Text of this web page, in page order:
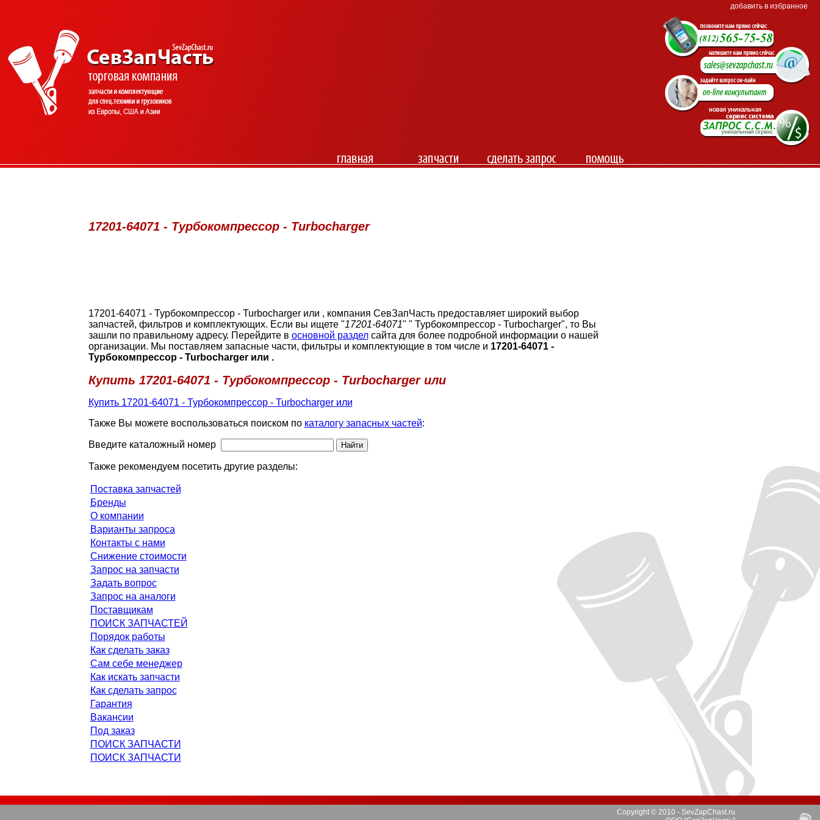
добавить в избранное
17201-64071 - Турбокомпрессор - Turbocharger
17201-64071 - Турбокомпрессор - Turbocharger или , компания СевЗапЧасть предоставляет широкий выбор
запчастей, фильтров и комплектующих. Если вы ищете "17201-64071" " Турбокомпрессор - Turbocharger", то Вы
зашли по правильному адресу. Перейдите в основной разделсайта для более подробной информации о нашей
организации. Мы поставляем запасные части, фильтры и комплектующие в том числе и 17201-64071 -
Турбокомпрессор - Turbocharger или .
Купить 17201-64071 - Турбокомпрессор - Turbocharger или
Купить 17201-64071 - Турбокомпрессор - Turbocharger или
Также Вы можете воспользоваться поиском по каталогу запасных частей:
Введите каталожный номер
Также рекомендуем посетить другие разделы:
Поставка запчастей
Бренды
О компании
Варианты запроса
Контакты с нами
Снижение стоимости
Запрос на запчасти
Задать вопрос
Запрос на аналоги
Поставщикам
ПОИСК ЗАПЧАСТЕЙ
Порядок работы
Как сделать заказ
Сам себе менеджер
Как искать запчасти
Как сделать запрос
Гарантия
Вакансии
Под заказ
ПОИСК ЗАПЧАСТИ
ПОИСК ЗАПЧАСТИ
Copyright © 2010 - SevZapChast.ru